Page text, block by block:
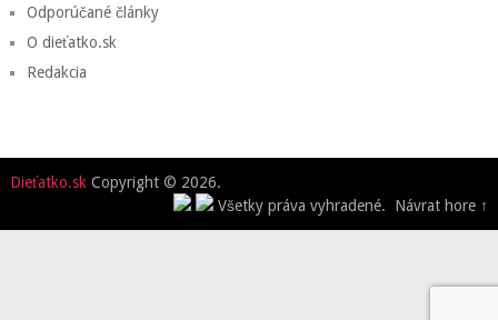
Odporúčané články
O dieťatko.sk
Redakcia
Dieťatko.sk Copyright © 2026.
Všetky práva vyhradené. Návrat hore ↑